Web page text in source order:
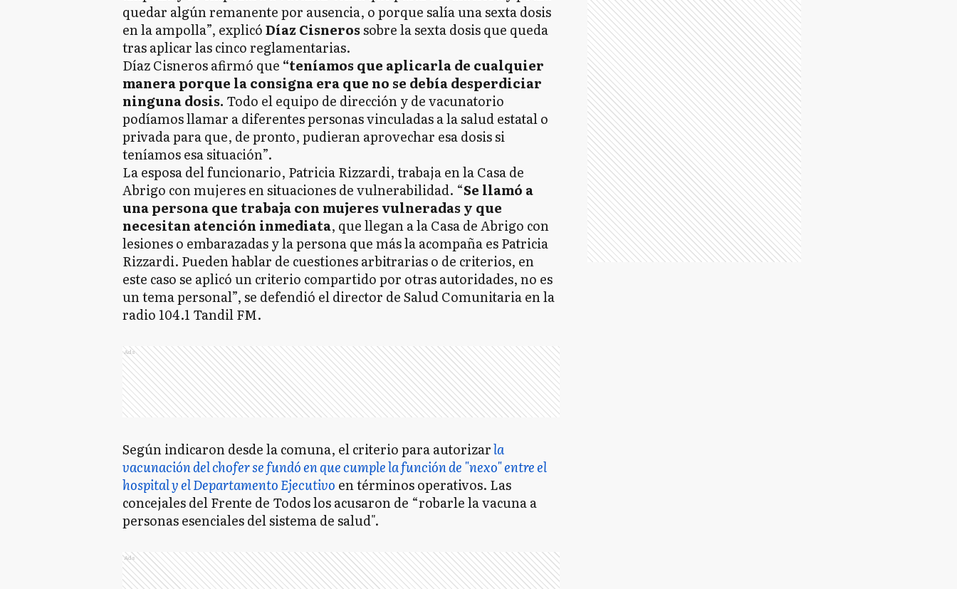
quedar algún remanente por ausencia, o porque salía una sexta dosis
en la ampolla”, explicóDíaz Cisnerossobre la sexta dosis que queda
tras aplicar las cinco reglamentarias.
Díaz Cisneros afirmó que “teníamos que aplicarla de cualquier
manera porque la consigna era que no se debía desperdiciar
ninguna dosis. Todo el equipo de dirección y de vacunatorio
podíamos llamar a diferentes personas vinculadas a la salud estatal o
privada para que, de pronto, pudieran aprovechar esa dosis si
teníamos esa situación”.
La esposa del funcionario, Patricia Rizzardi, trabaja en la Casa de
Abrigo con mujeres en situaciones de vulnerabilidad. “Se llamó a
una persona que trabaja con mujeres vulneradas y que
necesitan atención inmediata, que llegan a la Casa de Abrigo con
lesiones o embarazadas y la persona que más la acompaña es Patricia
Rizzardi. Pueden hablar de cuestiones arbitrarias o de criterios, en
este caso se aplicó un criterio compartido por otras autoridades, no es
un tema personal”, se defendió el director de Salud Comunitaria en la
radio 104.1 Tandil FM.
Ads
Según indicaron desde la comuna, el criterio para autorizarla
vacunación del chofer se fundó en que cumple la función de "nexo" entre el
hospital y el Departamento Ejecutivo en términos operativos. Las
concejales del Frente de Todos los acusaron de “robarle la vacuna a
personas esenciales del sistema de salud".
Ads